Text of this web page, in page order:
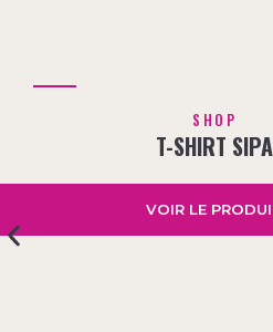
SHOP
T-SHIRT SIPA
VOIR LE